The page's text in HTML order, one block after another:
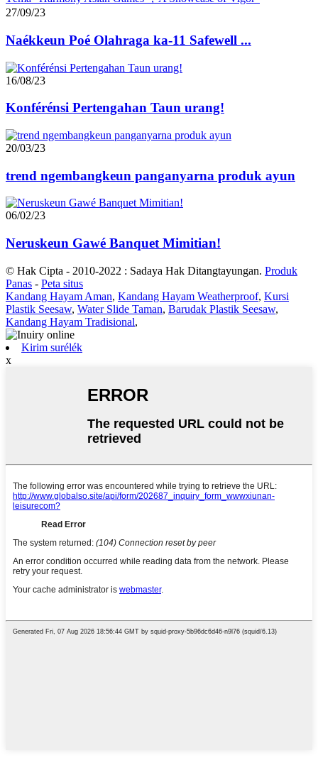
27/09/23
Naékkeun Poé Olahraga ka-11 Safewell ...
16/08/23
Konférénsi Pertengahan Taun urang!
20/03/23
trend ngembangkeun panganyarna produk ayun
06/02/23
Neruskeun Gawé Banquet Mimitian!
© Hak Cipta - 2010-2022 : Sadaya Hak Ditangtayungan. Produk
Panas - Peta situs
Kandang Hayam Aman, Kandang Hayam Weatherproof, Kursi
Plastik Seesaw, Water Slide Taman, Barudak Plastik Seesaw,
Kandang Hayam Tradisional,
Kirim surélék
x